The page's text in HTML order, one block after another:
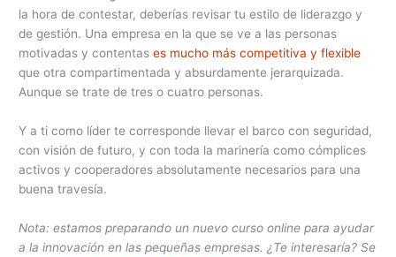
la hora de contestar, deberías revisar tu estilo de liderazgo y
de gestión. Una empresa en la que se ve a las personas
motivadas y contentases mucho más competitiva y flexible
que otra compartimentada y absurdamente jerarquizada.
Aunque se trate de tres o cuatro personas.
Y a ti como líder te corresponde llevar el barco con seguridad,
con visión de futuro, y con toda la marinería como cómplices
activos y cooperadores absolutamente necesarios para una
buena travesía.
Nota: estamos preparando un nuevo curso online para ayudar
a la innovación en las pequeñas empresas. ¿Te interesaría? Se